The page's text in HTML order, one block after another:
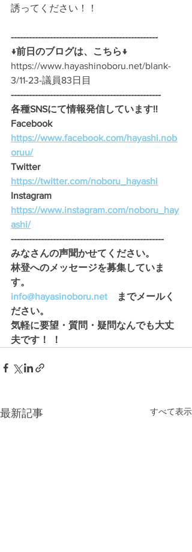
誘ってください！！
-------------------------------------------------
↓前日のブログは、こちら↓
https://www.hayashinoboru.net/blank-
3/11-23-議員83日目
--------------------------------------------------
各種SNSにて情報発信しています!!
Facebook
https://www.facebook.com/hayashi.nob
oruu/
Twitter
https://twitter.com/noboru_hayashi
Instagram
https://www.instagram.com/noboru_hay
ashi/
---------------------------------------------------
みなさんの声聞かせてください。
林登へのメッセージを募集していま
す。
info@hayasinoboru.net までメールく
ださい。
気軽に要望・質問・疑問なんでも大丈
夫です！ ！
最新記事 すべて表示